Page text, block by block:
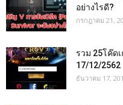
อย่างไรดี?
กรกฎาคม 21,
รวม 25โค๊ด
17/12/2562
ธันวาคม 17,